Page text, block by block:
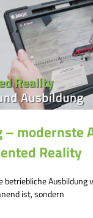
– modernste
Reality
betriebliche Ausbildung
ist, sondern